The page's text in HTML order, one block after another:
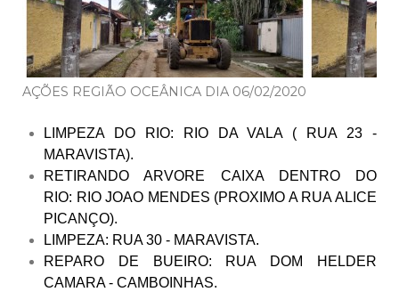
AÇÕES REGIÃO OCEÂNICA DIA 06/02/2020
LIMPEZA DO RIO: RIO DA VALA ( RUA 23 -
MARAVISTA).
RETIRANDO ARVORE CAIXA DENTRO DO
RIO: RIO JOAO MENDES (PROXIMO A RUA ALICE
PICANÇO).
LIMPEZA: RUA 30 - MARAVISTA.
REPARO DE BUEIRO: RUA DOM HELDER
CAMARA - CAMBOINHAS.